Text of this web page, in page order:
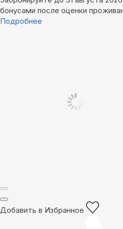
бонусами после оценки
Подробнее
Добавить в Избранное